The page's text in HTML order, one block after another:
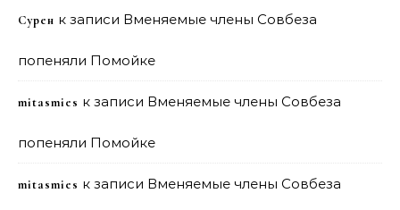
Сурен к записи Вменяемые члены Совбеза
попеняли Помойке
mitasmies к записи Вменяемые члены Совбеза
попеняли Помойке
mitasmies к записи Вменяемые члены Совбеза